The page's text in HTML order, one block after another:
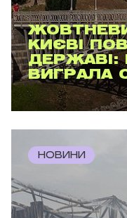
КИЄВІ
ДЕРЖАВІ:
ВИГРАЛА
НОВИНИ